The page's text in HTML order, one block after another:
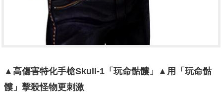
▲ 高傷害特化手槍Skull-1 「玩命骷髏」 ▲ 用「玩命骷
髏」擊殺怪物更刺激